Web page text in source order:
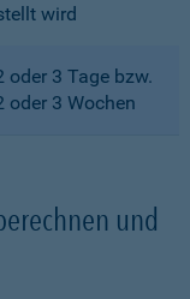
wird
oder 3 Tage bzw.
oder 3 Wochen
und